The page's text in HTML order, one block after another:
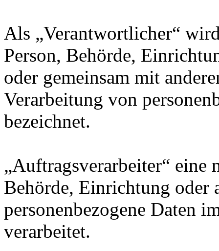
Als „Verantwortlicher“
Person, Behörde,
oder gemeinsam mit
Verarbeitung von
bezeichnet.
„Auftragsverarbeiter“ eine
Behörde, Einrichtung oder
personenbezogene Daten
verarbeitet.